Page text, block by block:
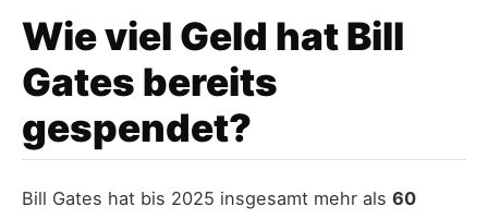
Wie viel Geld hat Bill
Gates bereits
gespendet?
Bill Gates hat bis 2025 insgesamt mehr als 60